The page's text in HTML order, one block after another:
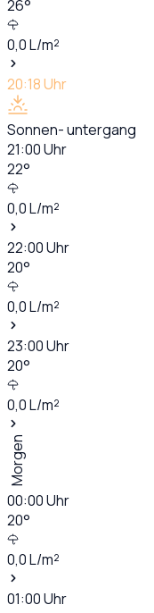
26°
0,0L/m²
20:18Uhr
Sonnen- untergang
21:00Uhr
22°
0,0L/m²
22:00Uhr
20°
0,0L/m²
23:00Uhr
20°
0,0L/m²
Morgen
00:00Uhr
20°
0,0L/m²
01:00Uhr